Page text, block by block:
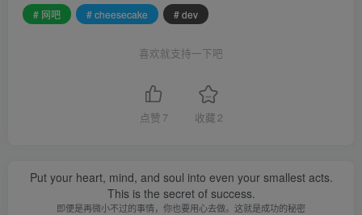
# 网吧
# cheesecake # dev
喜欢就支持一下吧
点赞 7 收藏 2
Put your heart, mind, and soul into even your smallest acts.
This is the secret of success.
即便是再微小不过的事情，你也要用心去做。这就是成功的秘密